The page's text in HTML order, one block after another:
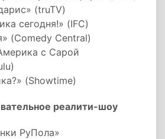
(truTV)
сегодня!» (IFC)
(Comedy Central)
с Сарой
(Showtime)
реалити-шоу
РуПола»